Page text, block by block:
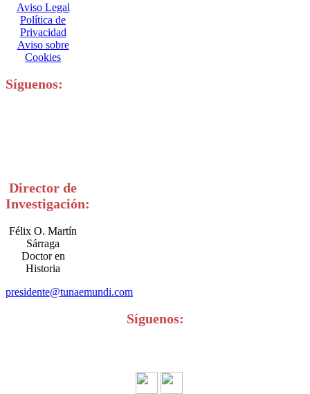
Aviso Legal
Política de
Privacidad
Aviso sobre
Cookies
Síguenos:
Director de
Investigación:
Félix O. Martín
Sárraga
Doctor en
Historia
presidente@tunaemundi.com
Síguenos: